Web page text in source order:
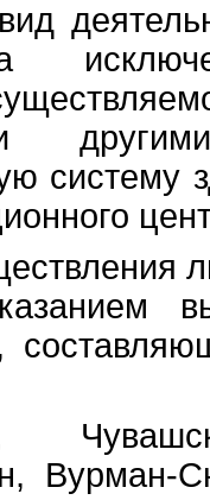
систему
Вурман-